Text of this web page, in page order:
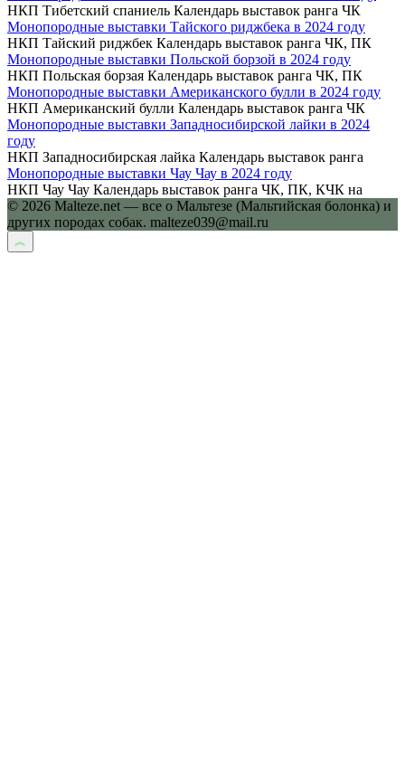
НКП Тибетский спаниель Календарь выставок ранга ЧК
Монопородные выставки Тайского риджбека в 2024 году
НКП Тайский риджбек Календарь выставок ранга ЧК, ПК
Монопородные выставки Польской борзой в 2024 году
НКП Польская борзая Календарь выставок ранга ЧК, ПК
Монопородные выставки Американского булли в 2024 году
НКП Американский булли Календарь выставок ранга ЧК
Монопородные выставки Западносибирской лайки в 2024
году
НКП Западносибирская лайка Календарь выставок ранга
Монопородные выставки Чау Чау в 2024 году
НКП Чау Чау Календарь выставок ранга ЧК, ПК, КЧК на
© 2026 Malteze.net — все о Мальтезе (Мальтийская болонка) и
других породах собак. malteze039@mail.ru